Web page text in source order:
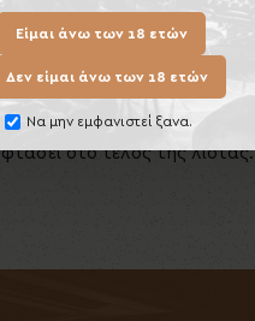
Είμαι άνω των 18 ετών
Δεν είμαι άνω των 18 ετών
Να μην εμφανιστεί ξανα.
20,00€
στο τέλος της λίστας.